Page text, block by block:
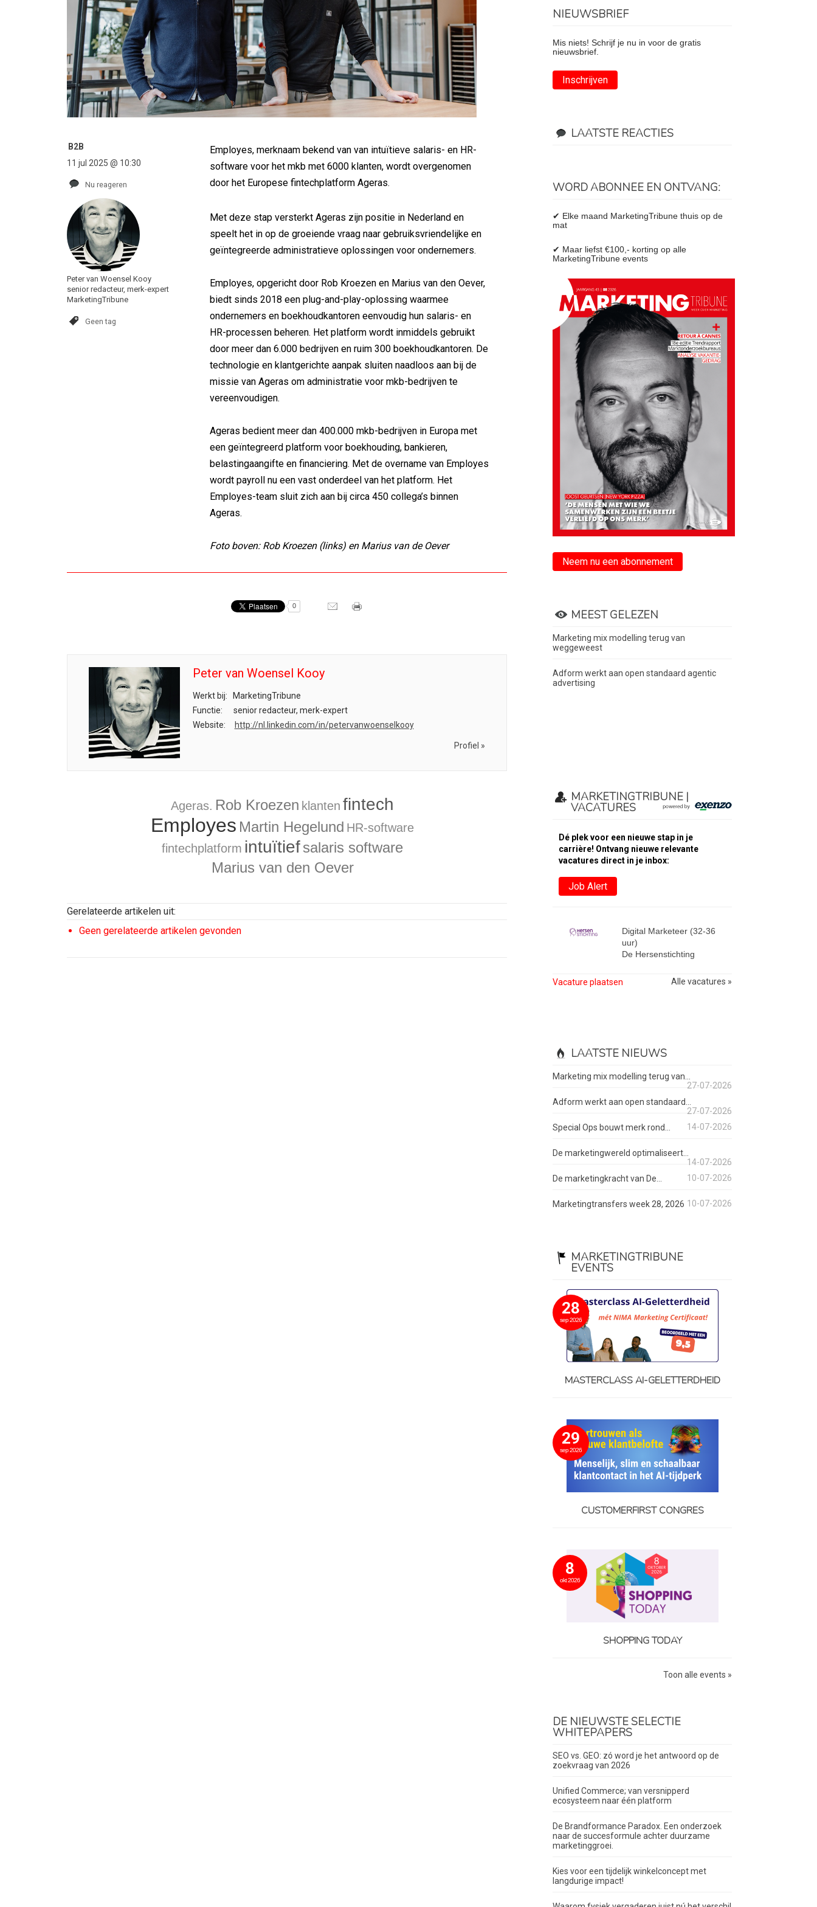
B2B
11 jul 2025 @ 10:30
Nu reageren
Peter van Woensel Kooy
senior redacteur, merk-expert
MarketingTribune
Geen tag
Employes, merknaam bekend van van intuïtieve salaris- en HR-
software voor het mkb met 6000 klanten, wordt overgenomen
door het Europese fintechplatform Ageras.
Met deze stap versterkt Ageras zijn positie in Nederland en
speelt het in op de groeiende vraag naar gebruiksvriendelijke en
geïntegreerde administratieve oplossingen voor ondernemers.
Employes, opgericht door Rob Kroezen en Marius van den Oever,
biedt sinds 2018 een plug-and-play-oplossing waarmee
ondernemers en boekhoudkantoren eenvoudig hun salaris- en
HR-processen beheren. Het platform wordt inmiddels gebruikt
door meer dan 6.000 bedrijven en ruim 300 boekhoudkantoren. De
technologie en klantgerichte aanpak sluiten naadloos aan bij de
missie van Ageras om administratie voor mkb-bedrijven te
vereenvoudigen.
Ageras bedient meer dan 400.000 mkb-bedrijven in Europa met
een geïntegreerd platform voor boekhouding, bankieren,
belastingaangifte en financiering. Met de overname van Employes
wordt payroll nu een vast onderdeel van het platform. Het
Employes-team sluit zich aan bij circa 450 collega’s binnen
Ageras.
Foto boven: Rob Kroezen (links) en Marius van de Oever
0
Peter van Woensel Kooy
Werkt bij:
MarketingTribune
Functie:
senior redacteur, merk-expert
Website:
http://nl.linkedin.com/in/petervanwoenselkooy
Profiel »
Ageras. Rob Kroezen klanten fintech
Employes Martin Hegelund HR-software
fintechplatform intuïtiefsalaris software
Marius van den Oever
Gerelateerde artikelen uit:
Geen gerelateerde artikelen gevonden
NIEUWSBRIEF
Mis niets! Schrijf je nu in voor de gratis
nieuwsbrief.
Inschrijven
LAATSTE REACTIES
WORD ABONNEE EN ONTVANG:
✔ Elke maand MarketingTribune thuis op de
mat
✔ Maar liefst €100,- korting op alle
MarketingTribune events
Neem nu een abonnement
MEEST GELEZEN
Marketing mix modelling terug van
weggeweest
Adform werkt aan open standaard agentic
advertising
MARKETINGTRIBUNE |
VACATURES
Dé plek voor een nieuwe stap in je
carrière! Ontvang nieuwe relevante
vacatures direct in je inbox:
Job Alert
Digital Marketeer (32-36
uur)
De Hersenstichting
Vacature plaatsen Alle vacatures »
LAATSTE NIEUWS
Marketing mix modelling terug van...
27-07-2026
Adform werkt aan open standaard...
27-07-2026
Special Ops bouwt merk rond...
14-07-2026
De marketingwereld optimaliseert...
14-07-2026
De marketingkracht van De...
10-07-2026
Marketingtransfers week 28, 2026 10-07-2026
MARKETINGTRIBUNE
EVENTS
28
sep 2026
MASTERCLASS AI-GELETTERDHEID
29
sep 2026
CUSTOMERFIRST CONGRES
8
okt 2026
SHOPPING TODAY
Toon alle events »
DE NIEUWSTE SELECTIE
WHITEPAPERS
SEO vs. GEO: zó word je het antwoord op de
zoekvraag van 2026
Unified Commerce; van versnipperd
ecosysteem naar één platform
De Brandformance Paradox. Een onderzoek
naar de succesformule achter duurzame
marketinggroei.
Kies voor een tijdelijk winkelconcept met
langdurige impact!